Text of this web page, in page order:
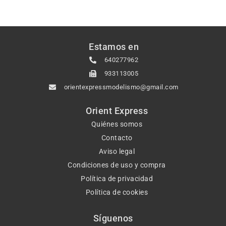
Estamos en
640277962
933113005
orientexpressmodelismo@gmail.com
Orient Express
Quiénes somos
Contacto
Aviso legal
Condiciones de uso y compra
Política de privacidad
Política de cookies
Síguenos